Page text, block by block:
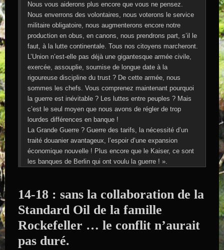
Nous vous aiderons plus encore que vous ne pensez.
Nous enverrons des volontaires, nous voterons le service
militaire obligatoire, nous augmenterons encore notre
production en obus, en canons, nous prendrons part, s’il le
faut, à la lutte continentale. Tous nos citoyens marcheront.
L’Union n’est-elle pas déjà une gigantesque armée civile,
exercée, assouplie, soumise de longue date à la
rigoureuse discipline du trust ? De cette armée, nous
sommes les chefs. Vous comprenez maintenant pourquoi
la guerre est inévitable ? Les luttes entre peuples ? Mais
c’est le seul moyen que nous avons de régler de trop
lourdes différences en banque !
La Grande Guerre ? Guerre des tarifs, la nécessité d’un
traité douanier avantageux, l’espoir d’une expansion
économique nouvelle ! Plus encore que le Kaiser, ce sont
les banques de Berlin qui ont voulu la guerre ! ».
14-18 : sans la collaboration de la
Standard Oil de la famille
Rockefeller … le conflit n’aurait
pas duré.